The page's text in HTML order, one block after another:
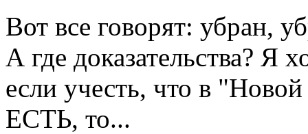
Вот все говорят: убран,
А где доказательства? Я
если учесть, что в
ЕСТЬ, то...